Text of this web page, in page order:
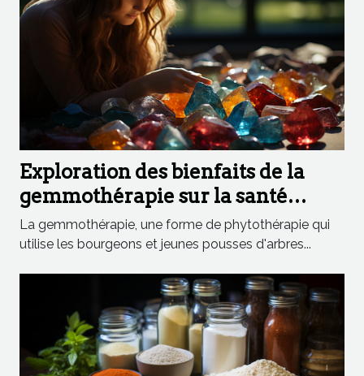
Exploration des bienfaits de la
gemmothérapie sur la santé
humaine
La gemmothérapie, une forme de phytothérapie qui
utilise les bourgeons et jeunes pousses d'arbres...